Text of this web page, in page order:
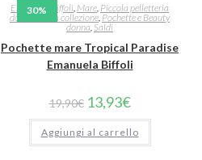
30%
Emanuela Biffoli Mare Piccola pelletteria
donna nuova collezione Pochette e Beauty
donna Saldi
Pochette mare Tropical Paradise
Emanuela Biffoli
19,90€ 13,93€
Aggiungi al carrello